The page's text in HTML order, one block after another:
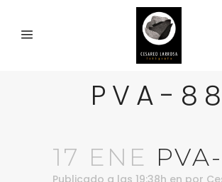
PVA-88
17 ENE
Publicado a las 19:38h en por